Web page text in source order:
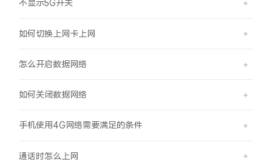
不显示5G开关
如何切换上网卡上网
怎么开启数据网络
如何关闭数据网络
手机使用4G网络需要满足的条件
通话时怎么上网